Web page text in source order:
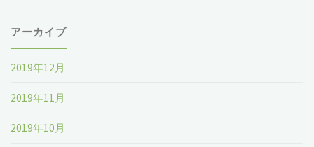
アーカイブ
2019年12月
2019年11月
2019年10月